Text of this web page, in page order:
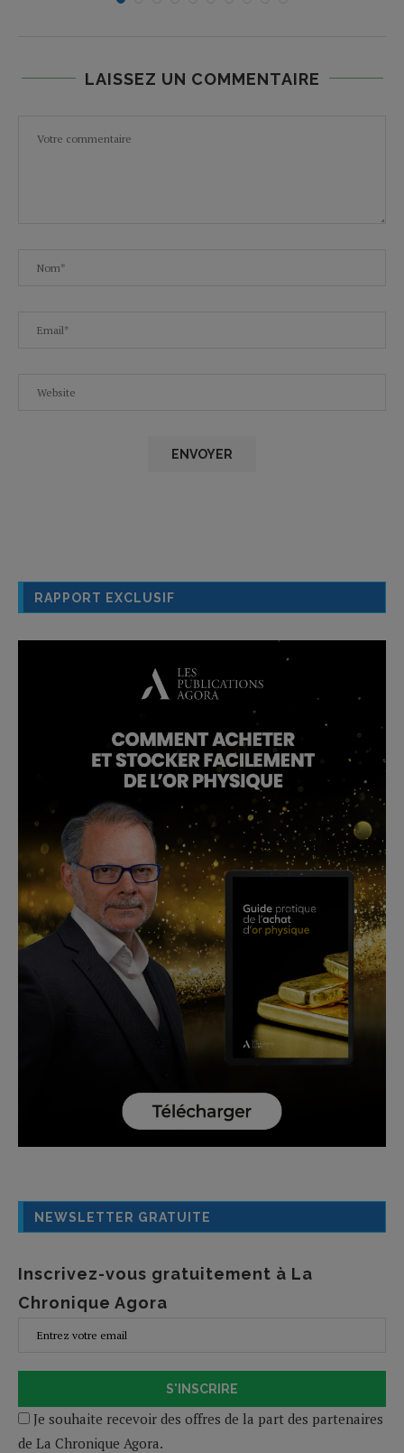
LAISSEZ UN COMMENTAIRE
RAPPORT EXCLUSIF
NEWSLETTER GRATUITE
Inscrivez-vous gratuitement à La
Chronique Agora
S'INSCRIRE
Je souhaite recevoir des offres de la part des partenaires
de La Chronique Agora.